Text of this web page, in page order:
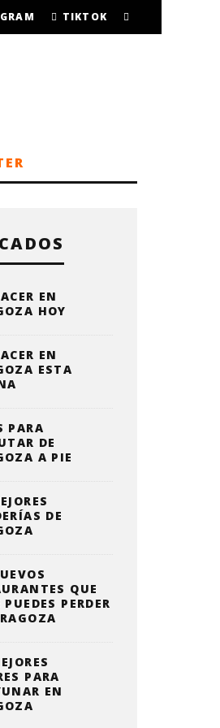
TIKTOK
EN
HOY
EN
ESTA
PARA
DE
A PIE
DE
QUE
PERDER
PARA
EN